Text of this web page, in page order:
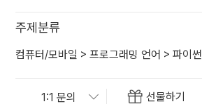
주제분류
컴퓨터/모바일 > 프로그래밍 언어 > 파이썬
선물하기